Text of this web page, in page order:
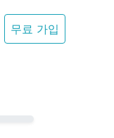
무료 가입